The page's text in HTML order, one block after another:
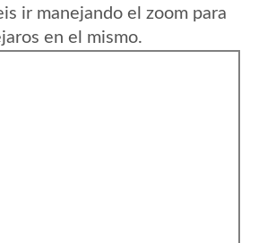
ir manejando el zoom para
en el mismo.